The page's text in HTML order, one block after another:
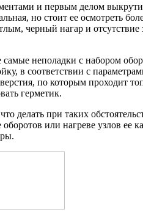
и первым делом
но стоит ее осмотреть
черный нагар и отсутствие
неполадки с набором
в соответствии с
по которым проходит
герметик.
делать при таких
или нагреве узлов ее